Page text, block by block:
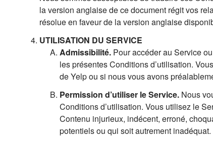
la version anglaise de ce document régit vos
résolue en faveur de la version anglaise
UTILISATION DU SERVICE
Admissibilité. Pour accéder au Service
les présentes Conditions d’utilisation.
de Yelp ou si nous vous avons
Permission d’utiliser le Service. Nous
Conditions d’utilisation. Vous utilisez le
Contenu injurieux, indécent, erroné,
potentiels ou qui soit autrement inadéquat.